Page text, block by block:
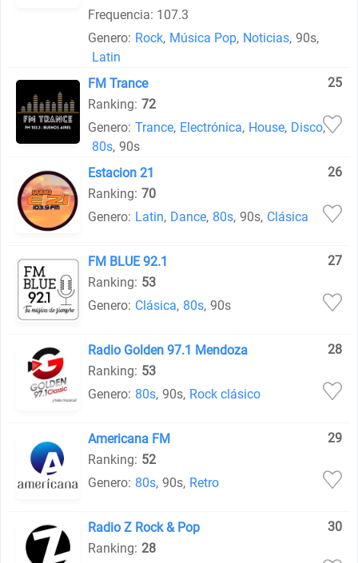
Frequencia: 107.3
Genero: Rock, Música Pop, Noticias, 90s,
Latin
FM Trance
25
Ranking: 72
Genero: Trance, Electrónica, House, Disco,
80s, 90s
Estacion 21
26
Ranking: 70
Genero: Latin, Dance, 80s, 90s, Clásica
FM BLUE 92.1
27
Ranking: 53
Genero: Clásica, 80s, 90s
Radio Golden 97.1 Mendoza
28
Ranking: 53
Genero: 80s, 90s, Rock clásico
Americana FM
29
Ranking: 52
Genero: 80s, 90s, Retro
Radio Z Rock & Pop
30
Ranking: 28